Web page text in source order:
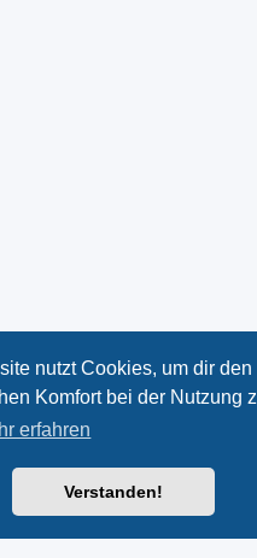
nutzt Cookies, um dir den
Komfort bei der Nutzung
erfahren
Verstanden!